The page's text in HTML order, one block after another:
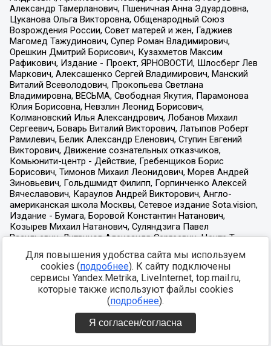
Для повышения удобства сайта мы используем
cookies (подробнее). К сайту подключены
сервисы Yandex.Metrika, LiveInternet, top.mail.ru,
которые также используют файлы cookies
(подробнее).
Я согласен/согласна